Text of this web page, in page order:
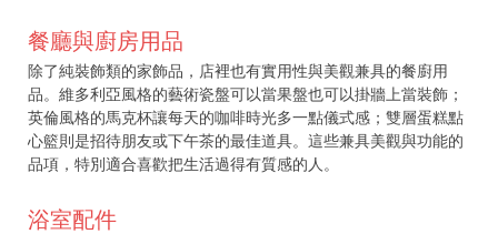
餐廳與廚房用品
除了純裝飾類的家飾品，店裡也有實用性與美觀兼具的餐廚用
品。維多利亞風格的藝術瓷盤可以當果盤也可以掛牆上當裝飾；
英倫風格的馬克杯讓每天的咖啡時光多一點儀式感；雙層蛋糕點
心籃則是招待朋友或下午茶的最佳道具。這些兼具美觀與功能的
品項，特別適合喜歡把生活過得有質感的人。
浴室配件